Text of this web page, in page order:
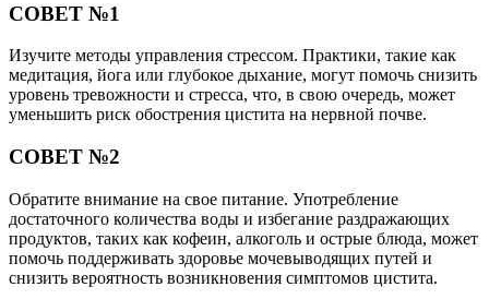
СОВЕТ №1
Изучите методы управления стрессом. Практики, такие как
медитация, йога или глубокое дыхание, могут помочь снизить
уровень тревожности и стресса, что, в свою очередь, может
уменьшить риск обострения цистита на нервной почве.
СОВЕТ №2
Обратите внимание на свое питание. Употребление
достаточного количества воды и избегание раздражающих
продуктов, таких как кофеин, алкоголь и острые блюда, может
помочь поддерживать здоровье мочевыводящих путей и
снизить вероятность возникновения симптомов цистита.